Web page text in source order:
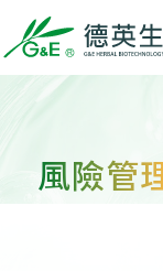
風險管